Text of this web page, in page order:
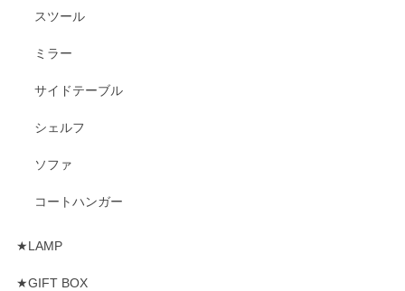
スツール
ミラー
サイドテーブル
シェルフ
ソファ
コートハンガー
★LAMP
★GIFT BOX